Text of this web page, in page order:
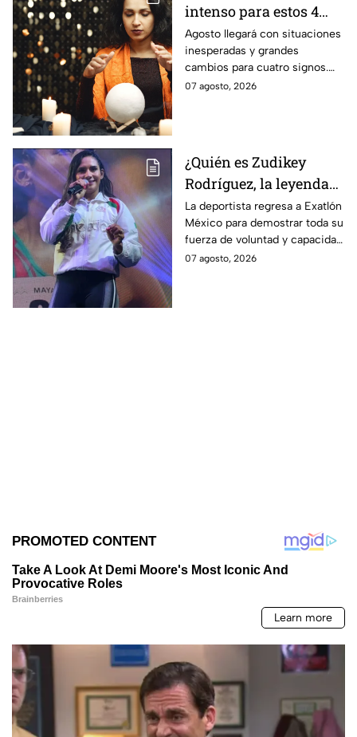
intenso para estos 4
signos del zodiaco
Agosto llegará con situaciones
inesperadas y grandes
cambios para cuatro signos.
Aunque el mes será intenso,
07 agosto, 2026
¿Quién es Zudikey
Rodríguez, la leyenda
Roja que regresa en la
décima temporada de
Exatlón México?
La deportista regresa a Exatlón
México para demostrar toda su
fuerza de voluntad y capacidad
física y mental.
07 agosto, 2026